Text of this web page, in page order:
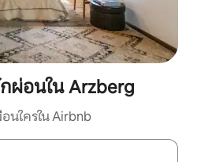
อนใน Arzberg
ใครใน Airbnb